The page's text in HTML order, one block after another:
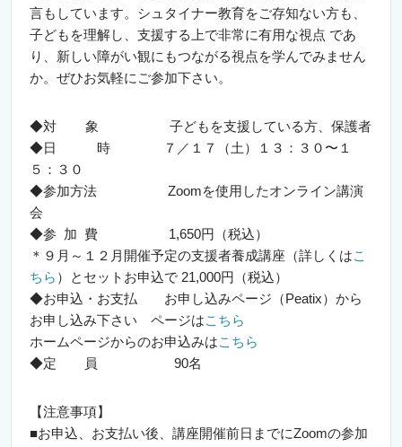
言もしています。シュタイナー教育をご存知ない方も、
子どもを理解し、支援する上で非常に有用な視点 であ
り、新しい障がい観にもつながる視点を学んでみません
か。ぜひお気軽にご参加下さい。
◆対 象 子どもを支援している方、保護者
◆日 時 ７／１７（土）１３：３０〜１
５：３０
◆参加方法 Zoomを使用したオンライン講演
会
◆参 加 費 1,650円（税込）
＊９月～１２月開催予定の支援者養成講座（詳しくはこ
ちら ）とセットお申込で 21,000円（税込）
◆お申込・お支払 お申し込みページ（Peatix）から
お申し込み下さい ページはこちら
ホームページからのお申込みはこちら
◆定 員 90名
【注意事項】
■お申込、お支払い後、講座開催前日までにZoomの参加